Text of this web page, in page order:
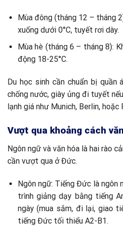
Mùa đông (tháng 12 – tháng
xuống dưới 0°C, tuyết rơi dày.
Mùa hè (tháng 6 – tháng 8):
động 18-25°C.
Du học sinh cần chuẩn bị quần
chống nước, giày ủng đi tuyết
lạnh giá như Munich, Berlin, hoặc
Vượt qua khoảng cách
Ngôn ngữ và văn hóa là hai rào
cần vượt qua ở Đức.
Ngôn ngữ: Tiếng Đức là ngôn
trình giảng dạy bằng tiếng
ngày (mua sắm, đi lại, giao
tiếng Đức tối thiểu A2-B1.